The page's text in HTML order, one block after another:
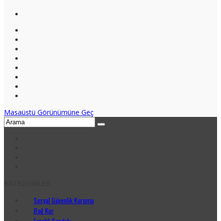
Masaüstü Görünümüne Geç
Sosyal Güvenlik Kurumu
Bağ Kur